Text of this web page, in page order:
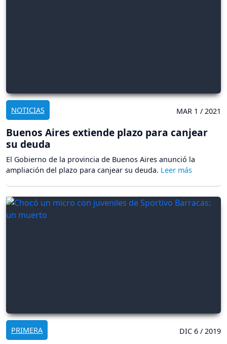
NOTICIAS MAR 1 / 2021
Buenos Aires extiende plazo para canjear
su deuda
El Gobierno de la provincia de Buenos Aires anunció la
ampliación del plazo para canjear su deuda.
PRIMERA DIC 6 / 2019